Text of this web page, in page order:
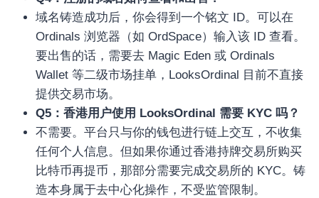
อุปกรณ์เครื่องใช้ภายในครัว
อุปกรณ์เครื่องใช้ภายในครัว
เตาอบไฟฟ้า
หม้อทอดไร้น้ำมัน
กาน้ำร้อน
เครื่องกดน้ำร้อน
เครื่องปั่นผลไม้
สินค้าตามแบรนด์
域名铸造成功后，你会得到一个铭文 ID。可以在
Ordinals 浏览器（如 OrdSpace）输入该 ID 查看。
要出售的话，需要去 Magic Eden 或 Ordinals
Wallet 等二级市场挂单，LooksOrdinal 目前不直接
提供交易市场。
Q5：香港用户使用 LooksOrdinal 需要 KYC 吗？
不需要。平台只与你的钱包进行链上交互，不收集
任何个人信息。但如果你通过香港持牌交易所购买
比特币再提币，那部分需要完成交易所的 KYC。铸
造本身属于去中心化操作，不受监管限制。